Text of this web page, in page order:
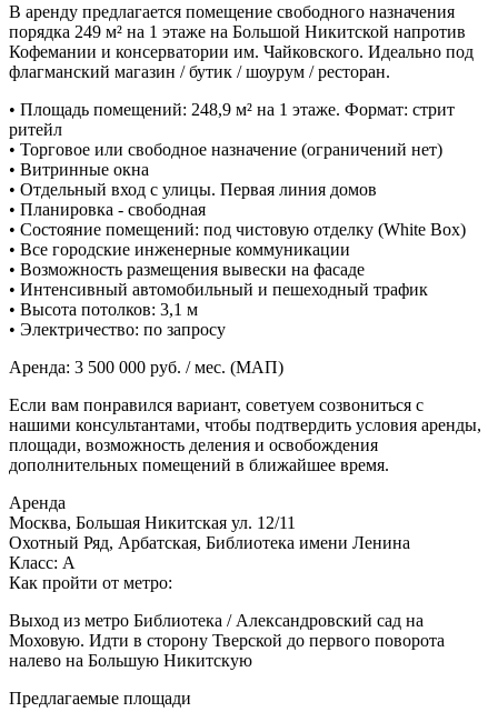
В аренду предлагается помещение свободного назначения
порядка 249 м² на 1 этаже на Большой Никитской напротив
Кофемании и консерватории им. Чайковского. Идеально под
флагманский магазин / бутик / шоурум / ресторан.
• Площадь помещений: 248,9 м² на 1 этаже. Формат: стрит
ритейл
• Торговое или свободное назначение (ограничений нет)
• Витринные окна
• Отдельный вход с улицы. Первая линия домов
• Планировка - свободная
• Состояние помещений: под чистовую отделку (White Box)
• Все городские инженерные коммуникации
• Возможность размещения вывески на фасаде
• Интенсивный автомобильный и пешеходный трафик
• Высота потолков: 3,1 м
• Электричество: по запросу
Аренда: 3 500 000 руб. / мес. (МАП)
Если вам понравился вариант, советуем созвониться с
нашими консультантами, чтобы подтвердить условия аренды,
площади, возможность деления и освобождения
дополнительных помещений в ближайшее время.
Аренда
Москва, Большая Никитская ул. 12/11
Охотный Ряд, Арбатская, Библиотека имени Ленина
Класс: А
Как пройти от метро:
Выход из метро Библиотека / Александровский сад на
Моховую. Идти в сторону Тверской до первого поворота
налево на Большую Никитскую
Предлагаемые площади